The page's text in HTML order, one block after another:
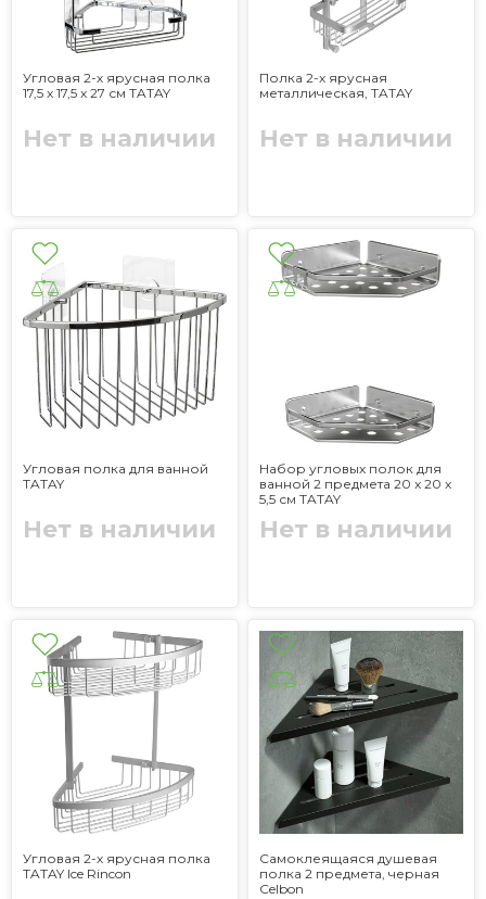
Угловая 2-х ярусная полка
17,5 x 17,5 x 27 см TATAY
Нет в наличии
Полка 2-х ярусная
металлическая, TATAY
Нет в наличии
Угловая полка для ванной
TATAY
Нет в наличии
Набор угловых полок для
ванной 2 предмета 20 x 20 x
5,5 см TATAY
Нет в наличии
Угловая 2-х ярусная полка
TATAY Ice Rincon
Самоклеящаяся душевая
полка 2 предмета, черная
Celbon